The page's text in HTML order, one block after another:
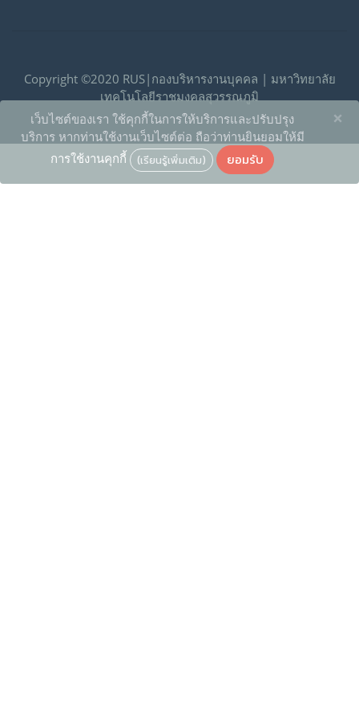
Copyright ©2020 RUS|กองบริหารงานบุคคล | มหาวิทยาลัย
เทคโนโลยีราชมงคลสุวรรณภูมิ
เว็บไซต์ของเรา ใช้คุกกี้ในการให้บริการและปรับปรุง
บริการ หากท่านใช้งานเว็บไซต์ต่อ ถือว่าท่านยินยอมให้มี
การใช้งานคุกกี้ (เรียนรู้เพิ่มเติม) ยอมรับ
×